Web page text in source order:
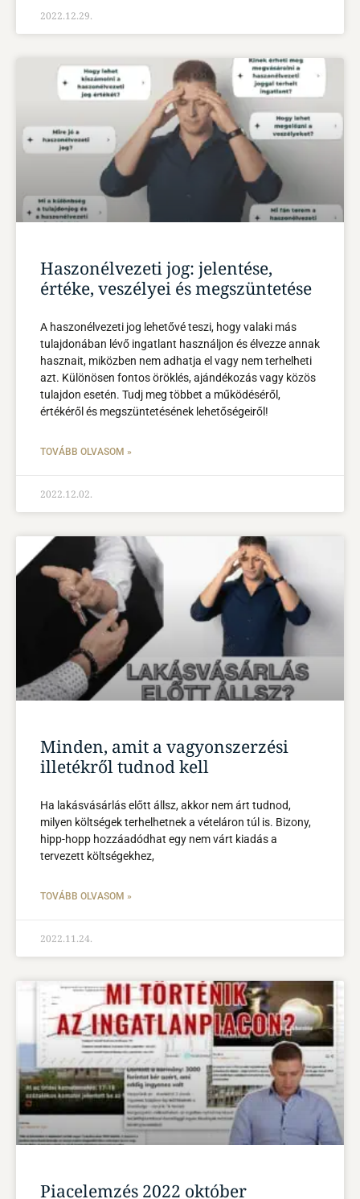
2022.12.29.
Haszonélvezeti jog: jelentése,
értéke, veszélyei és megszüntetése
A haszonélvezeti jog lehetővé teszi, hogy valaki más
tulajdonában lévő ingatlant használjon és élvezze annak
hasznait, miközben nem adhatja el vagy nem terhelheti
azt. Különösen fontos öröklés, ajándékozás vagy közös
tulajdon esetén. Tudj meg többet a működéséről,
értékéről és megszüntetésének lehetőségeiről!
TOVÁBB OLVASOM »
2022.12.02.
Minden, amit a vagyonszerzési
illetékről tudnod kell
Ha lakásvásárlás előtt állsz, akkor nem árt tudnod,
milyen költségek terhelhetnek a vételáron túl is. Bizony,
hipp-hopp hozzáadódhat egy nem várt kiadás a
tervezett költségekhez,
TOVÁBB OLVASOM »
2022.11.24.
Piacelemzés 2022 október